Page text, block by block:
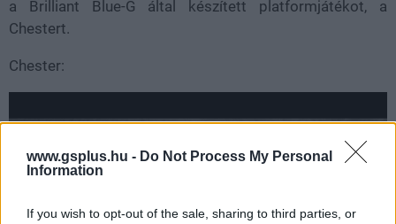
www.gsplus.hu - Do Not Process My Personal
Information
If you wish to opt-out of the sale, sharing to third parties, or
a Brilliant Blue-G által készített platformjátékot, a
Chestert.
Chester: